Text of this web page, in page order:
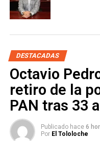
González Martínez
encuentro continental
de atracción para la
generar beneficios
potosinos.
También lee:San Luis
DESTACADAS
Octavio
retiro de la
PAN tras 33
Publicado hace 6
Por El Tololoche